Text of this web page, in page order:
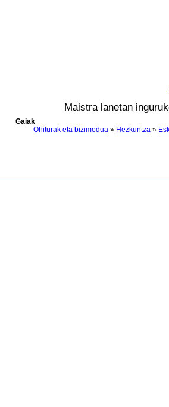
Maistra lanetan
Gaiak
Ohiturak eta bizimodua » Hezkuntza »